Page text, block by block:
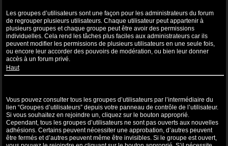
Les groupes d’utilisateurs sont une façon pour les administrateurs du forum
de regrouper plusieurs utilisateurs. Chaque utilisateur peut appartenir à
plusieurs groupes et chaque groupe peut être avoir des permissions
individuelles. Cela rend les tâches plus faciles aux administrateurs car ils
peuvent modifier les permissions de plusieurs utilisateurs en une seule fois,
ou encore leur accorder des pouvoirs de modération, ou bien leur donner
accès à un forum privé.
Haut
Vous pouvez consulter tous les groupes d’utilisateurs par l’intermédiaire du
lien “Groupes d’utilisateurs” depuis votre panneau de contrôle de l’utilisateur.
Si vous souhaitez en rejoindre un, cliquez sur le bouton approprié.
Cependant, tous les groupes d’utilisateurs ne sont pas ouverts aux nouvelles
adhésions. Certains peuvent nécessiter une approbation, d’autres peuvent
être fermés et d’autres peuvent même être invisibles. Si le groupe est ouvert,